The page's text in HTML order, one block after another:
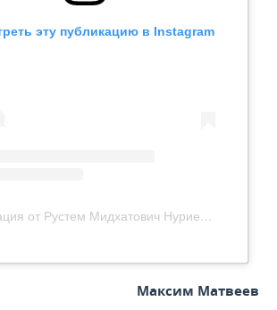
эту публикацию в Instagram
Публикация от Рустем Мидхатович Нуриев (@mr.nuriev_rustem)
Максим Матвеев